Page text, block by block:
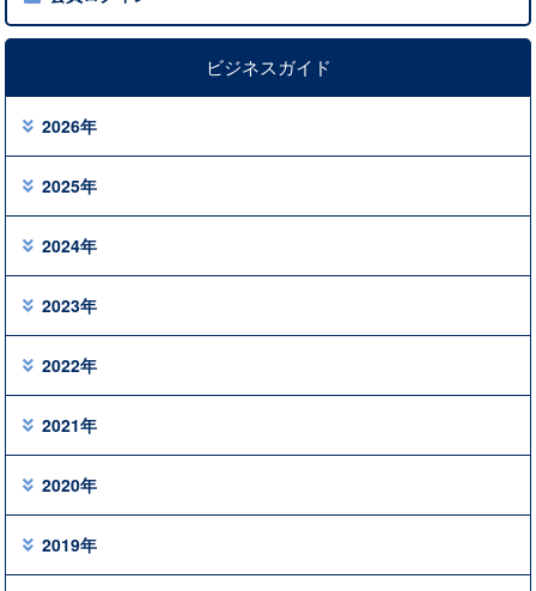
ビジネスガイド
2026年
2025年
2024年
2023年
2022年
2021年
2020年
2019年